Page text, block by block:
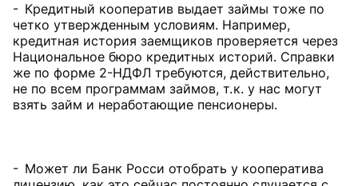
- Кредитный кооператив выдает займы тоже по
четко утвержденным условиям. Например,
кредитная история заемщиков проверяется через
Национальное бюро кредитных историй. Справки
же по форме 2-НДФЛ требуются, действительно,
не по всем программам займов, т. к. у нас могут
взять займ и неработающие пенсионеры.
- Может ли Банк Росси отобрать у кооператива